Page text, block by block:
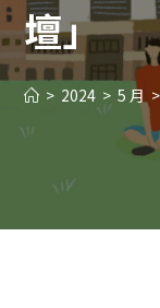
壇」
> 2024 > 5 月 >